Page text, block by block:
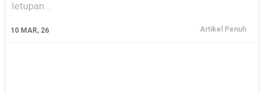
10 MAR, 26
letupan…
Artikel Penuh